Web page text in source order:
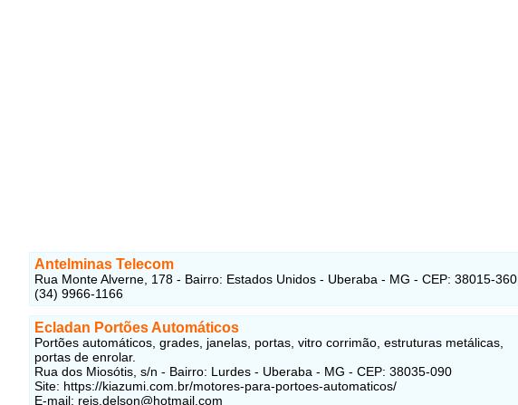
Antelminas Telecom
Rua Monte Alverne, 178 - Bairro: Estados Unidos - Uberaba - MG - CEP: 38015-360
(34) 9966-1166
Ecladan Portões Automáticos
Portões automáticos, grades, janelas, portas, vitro corrimão, estruturas metálicas,
portas de enrolar.
Rua dos Miosótis, s/n - Bairro: Lurdes - Uberaba - MG - CEP: 38035-090
Site: https://kiazumi.com.br/motores-para-portoes-automaticos/
E-mail: reis.delson@hotmail.com